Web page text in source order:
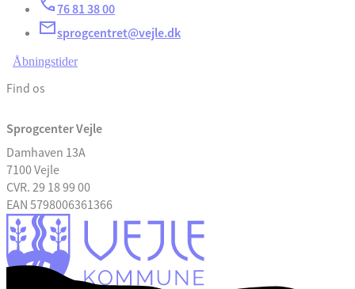
76 81 38 00
sprogcentret@vejle.dk
Åbningstider
Find os
Sprogcenter Vejle
Damhaven 13A
7100 Vejle
CVR. 29 18 99 00
EAN 5798006361366